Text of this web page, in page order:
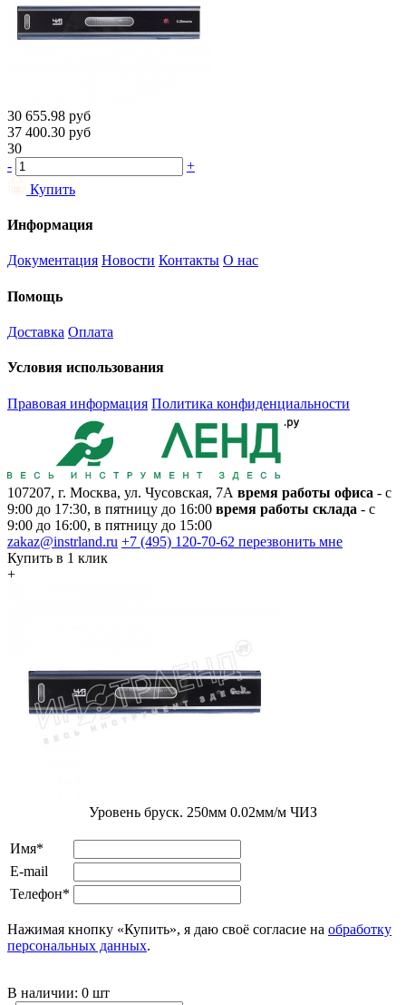
30 655.98 руб
37 400.30 руб
30
-
+
Купить
Информация
Документация Новости Контакты О нас
Помощь
Доставка Оплата
Условия использования
Правовая информация Политика конфиденциальности
107207, г. Москва, ул. Чусовская, 7А время работы офиса - с
9:00 до 17:30, в пятницу до 16:00 время работы склада - с
9:00 до 16:00, в пятницу до 15:00
zakaz@instrland.ru +7 (495) 120-70-62 перезвонить мне
Купить в 1 клик
+
Уровень бруск. 250мм 0.02мм/м ЧИЗ
Имя*
E-mail
Телефон*
Нажимая кнопку «Купить», я даю своё согласие на обработку
персональных данных.
В наличии: 0 шт